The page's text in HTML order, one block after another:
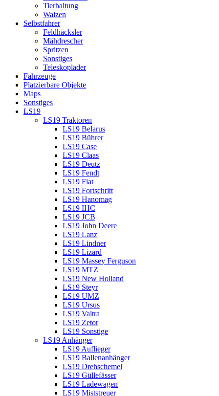
Tierhaltung
Walzen
Selbstfahrer
Feldhäcksler
Mähdrescher
Spritzen
Sonstiges
Teleskoplader
Fahrzeuge
Platzierbare Objekte
Maps
Sonstiges
LS19
LS19 Traktoren
LS19 Belarus
LS19 Bührer
LS19 Case
LS19 Claas
LS19 Deutz
LS19 Fendt
LS19 Fiat
LS19 Fortschritt
LS19 Hanomag
LS19 IHC
LS19 JCB
LS19 John Deere
LS19 Lanz
LS19 Lindner
LS19 Lizard
LS19 Massey Ferguson
LS19 MTZ
LS19 New Holland
LS19 Steyr
LS19 UMZ
LS19 Ursus
LS19 Valtra
LS19 Zetor
LS19 Sonstige
LS19 Anhänger
LS19 Auflieger
LS19 Ballenanhänger
LS19 Drehschemel
LS19 Güllefässer
LS19 Ladewagen
LS19 Miststreuer